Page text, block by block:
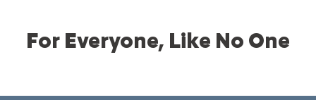
For Everyone, Like No One